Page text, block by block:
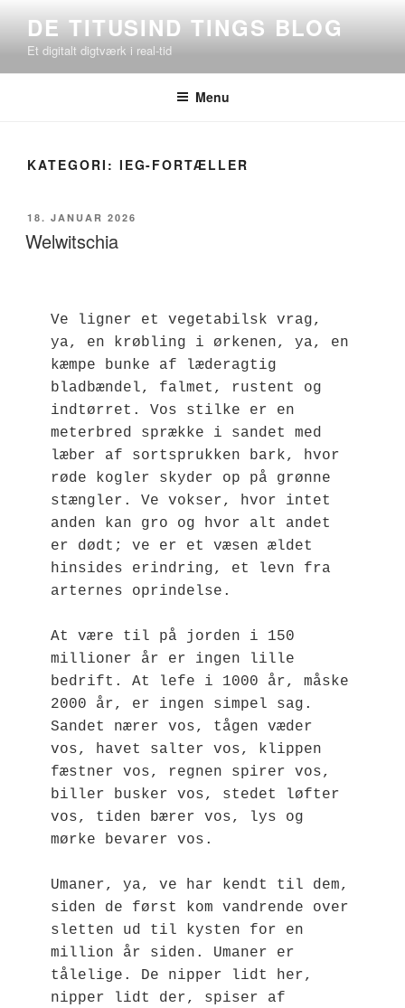
indhold
DE TITUSIND TINGS BLOG
Et digitalt digtværk i real-tid
Menu
KATEGORI: IEG-FORTÆLLER
UDGIVET
DEN
18. JANUAR 2026
Welwitschia
Ve ligner et vegetabilsk vrag,
ya, en krøbling i ørkenen, ya, en
kæmpe bunke af læderagtig
bladbændel, falmet, rustent og
indtørret. Vos stilke er en
meterbred sprække i sandet med
læber af sortsprukken bark, hvor
røde kogler skyder op på grønne
stængler. Ve vokser, hvor intet
anden kan gro og hvor alt andet
er dødt; ve er et væsen ældet
hinsides erindring, et levn fra
arternes oprindelse.
At være til på jorden i 150
millioner år er ingen lille
bedrift. At lefe i 1000 år, måske
2000 år, er ingen simpel sag.
Sandet nærer vos, tågen væder
vos, havet salter vos, klippen
fæstner vos, regnen spirer vos,
biller busker vos, stedet løfter
vos, tiden bærer vos, lys og
mørke bevarer vos.
Umaner, ya, ve har kendt til dem,
siden de først kom vandrende over
sletten ud til kysten for en
million år siden. Umaner er
tålelige. De nipper lidt her,
nipper lidt der, spiser af